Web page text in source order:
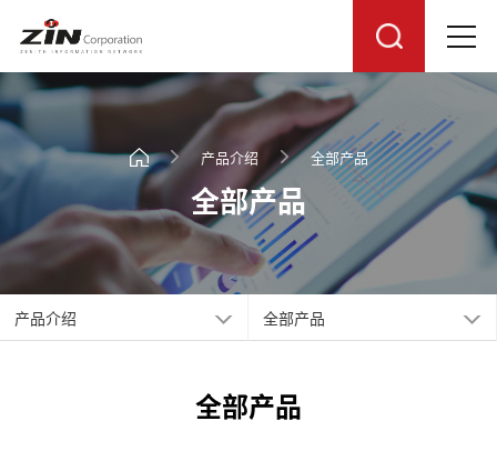
产品介绍 全部产品
全部产品
产品介绍 全部产品
全部产品